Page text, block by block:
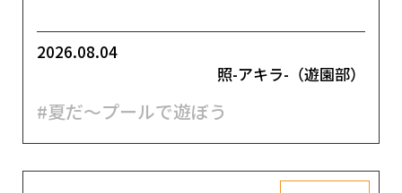
2026.08.04
照-アキラ-（遊園部）
#夏だ～プールで遊ぼう